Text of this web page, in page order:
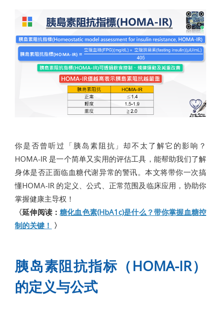
你是否曾听过「胰岛素阻抗」却不太了解它的影响？
HOMA-IR 是一个简单又实用的评估工具，能帮助我们了解
身体是否正面临血糖代谢异常的警讯。本文将带你一次搞
懂HOMA-IR 的定义、公式、正常范围及临床应用，协助你
掌握健康主导权！
〈延伸阅读：糖化血色素(HbA1c)是什么？带你掌握血糖控
制的关键！ 〉
胰岛素阻抗指标（HOMA-IR）
的定义与公式